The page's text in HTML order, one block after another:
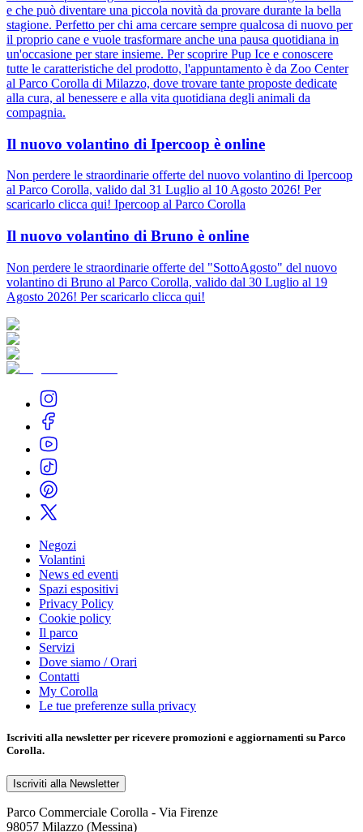
e che può diventare una piccola novità da provare durante la bella
stagione. Perfetto per chi ama cercare sempre qualcosa di nuovo per
il proprio cane e vuole trasformare anche una pausa quotidiana in
un'occasione per stare insieme. Per scoprire Pup Ice e conoscere
tutte le caratteristiche del prodotto, l'appuntamento è da Zoo Center
al Parco Corolla di Milazzo, dove trovare tante proposte dedicate
alla cura, al benessere e alla vita quotidiana degli animali da
compagnia.
Il nuovo volantino di Ipercoop è online
Non perdere le straordinarie offerte del nuovo volantino di Ipercoop
al Parco Corolla, valido dal 31 Luglio al 10 Agosto 2026! Per
scaricarlo clicca qui! Ipercoop al Parco Corolla
Il nuovo volantino di Bruno è online
Non perdere le straordinarie offerte del "SottoAgosto" del nuovo
volantino di Bruno al Parco Corolla, valido dal 30 Luglio al 19
Agosto 2026! Per scaricarlo clicca qui!
Negozi
Volantini
News ed eventi
Spazi espositivi
Privacy Policy
Cookie policy
Il parco
Servizi
Dove siamo / Orari
Contatti
My Corolla
Le tue preferenze sulla privacy
Iscriviti alla newsletter per ricevere promozioni e aggiornamenti su Parco
Corolla.
Iscriviti alla Newsletter
Parco Commerciale Corolla - Via Firenze
98057 Milazzo (Messina)